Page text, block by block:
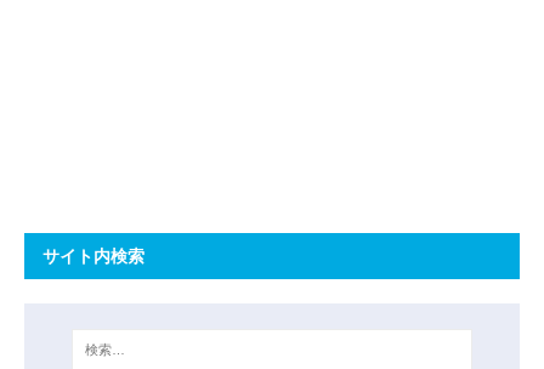
サイト内検索